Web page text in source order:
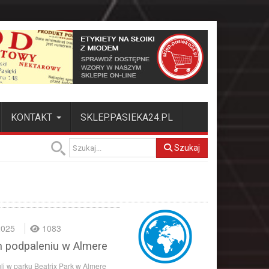
KONTAKT SKLEP.PASIEKA24.PL
Szukaj
1083
podpaleniu w Almere
w parku Beatrix Park w Almere